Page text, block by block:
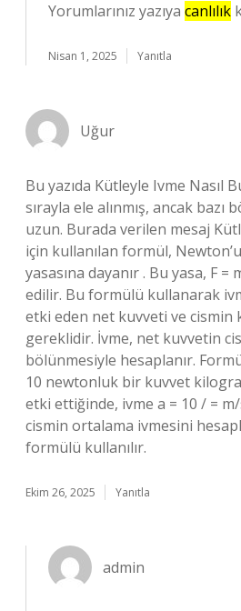
Yorumlarınız yazıya canlılık
Nisan 1, 2025 Yanıtla
Uğur
Bu yazıda Kütleyle Ivme Nasıl
sırayla ele alınmış, ancak
uzun. Burada verilen mesaj
için kullanılan formül,
yasasına dayanır . Bu yasa, F =
edilir. Bu formülü kullanarak
etki eden net kuvveti ve cismin
gereklidir. İvme, net kuvvetin
bölünmesiyle hesaplanır.
10 newtonluk bir kuvvet
etki ettiğinde, ivme a = 10 / =
cismin ortalama ivmesini
formülü kullanılır.
Ekim 26, 2025 Yanıtla
admin